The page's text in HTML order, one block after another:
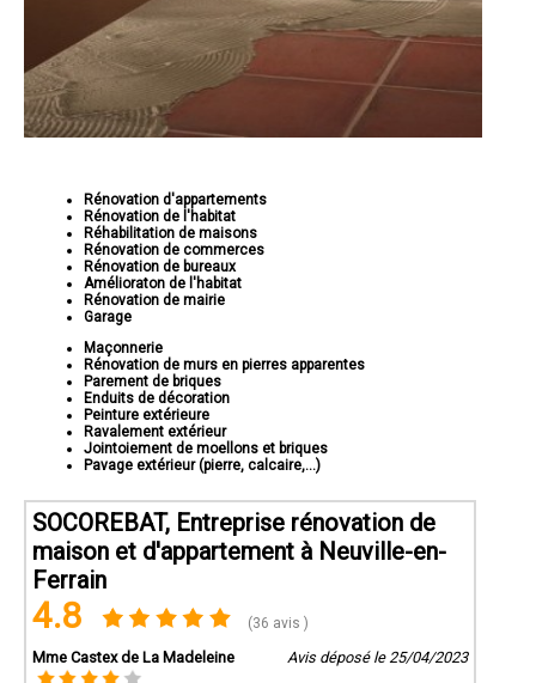
Rénovation d'appartements
Rénovation de l'habitat
Réhabilitation de maisons
Rénovation de commerces
Rénovation de bureaux
Amélioraton de l'habitat
Rénovation de mairie
Garage
Maçonnerie
Rénovation de murs en pierres apparentes
Parement de briques
Enduits de décoration
Peinture extérieure
Ravalement extérieur
Jointoiement de moellons et briques
Pavage extérieur (pierre, calcaire,...)
SOCOREBAT, Entreprise rénovation de
maison et d'appartement à Neuville-en-
Ferrain
4.8 (36 avis )
Mme Castex de La Madeleine Avis déposé le 25/04/2023